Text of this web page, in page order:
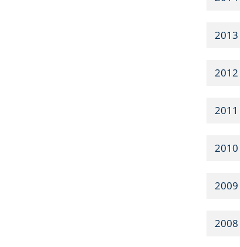
2013
2012
2011
2010
2009
2008